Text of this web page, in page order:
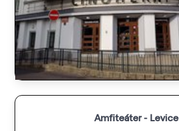
Amfiteáter - Levice